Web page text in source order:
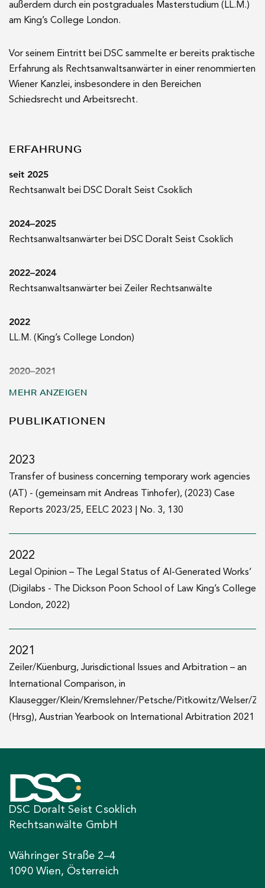
außerdem durch ein postgraduales Masterstudium (LL.M.)
am King’s College London.
Vor seinem Eintritt bei DSC sammelte er bereits praktische
Erfahrung als Rechtsanwaltsanwärter in einer renommierten
Wiener Kanzlei, insbesondere in den Bereichen
Schiedsrecht und Arbeitsrecht.
ERFAHRUNG
seit 2025
Rechtsanwalt bei DSC Doralt Seist Csoklich
2024–2025
Rechtsanwaltsanwärter bei DSC Doralt Seist Csoklich
2022–2024
Rechtsanwaltsanwärter bei Zeiler Rechtsanwälte
2022
LL.M. (King’s College London)
2020–2021
2019–2020
2017–2018
Auslandsaufenthalt (Erasmus, University of Kent,
Canterbury, GB)
MEHR ANZEIGEN
PUBLIKATIONEN
2023
Transfer of business concerning temporary work agencies
(AT) - (gemeinsam mit Andreas Tinhofer), (2023) Case
Reports 2023/25, EELC 2023 | No. 3, 130
2022
Legal Opinion – The Legal Status of AI-Generated Works’
(Digilabs - The Dickson Poon School of Law King’s College
London, 2022)
2021
Zeiler/Küenburg, Jurisdictional Issues and Arbitration – an
International Comparison, in
Klausegger/Klein/Kremslehner/Petsche/Pitkowitz/Welser/
(Hrsg), Austrian Yearbook on International Arbitration 2021
DSC Doralt Seist Csoklich
Rechtsanwälte GmbH
Währinger Straße 2–4
1090 Wien, Österreich